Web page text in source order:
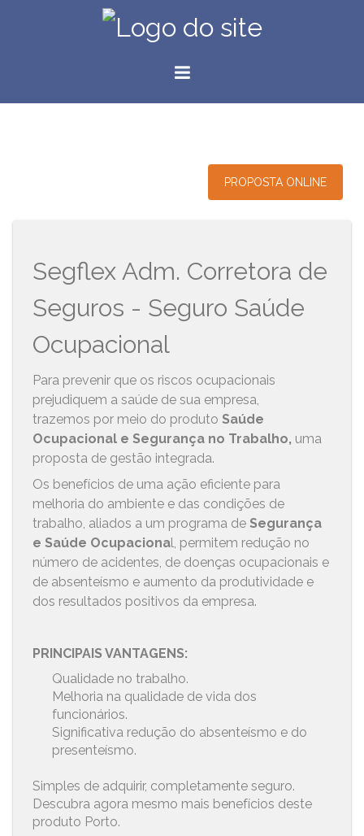
PROPOSTA ONLINE
Segflex Adm. Corretora de
Seguros - Seguro Saúde
Ocupacional
Para prevenir que os riscos ocupacionais
prejudiquem a saúde de sua empresa,
trazemos por meio do produtoSaúde
Ocupacional e Segurança no Trabalho, uma
proposta de gestão integrada.
Os benefícios de uma ação eficiente para
melhoria do ambiente e das condições de
trabalho, aliados a um programa deSegurança
e Saúde Ocupacional, permitem redução no
número de acidentes, de doenças ocupacionais e
de absenteísmo e aumento da produtividade e
dos resultados positivos da empresa.
PRINCIPAIS VANTAGENS:
Qualidade no trabalho.
Melhoria na qualidade de vida dos
funcionários.
Significativa redução do absenteísmo e do
presenteísmo.
Simples de adquirir, completamente seguro.
Descubra agora mesmo mais benefícios deste
produto Porto.